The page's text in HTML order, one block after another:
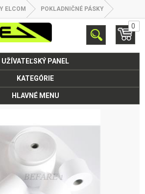
ELCOM POKLADNIČNÉ PÁSKY
0
UŽÍVATEĽSKÝ PANEL
KATEGÓRIE
HLAVNÉ MENU